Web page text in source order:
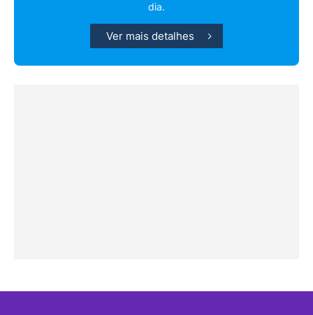
dia.
Ver mais detalhes